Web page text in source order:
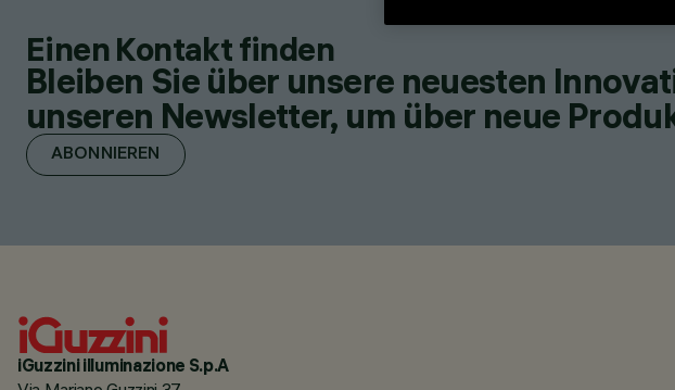
Einen Kontakt finden
Bleiben Sie über unsere neuesten
unseren Newsletter, um über neue
ABONNIEREN
iGuzzini illuminazione S.p.A